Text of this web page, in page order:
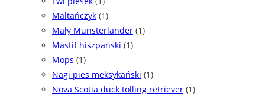
Maltańczyk (1)
Mały Münsterländer (1)
Mastif hiszpański (1)
Mops (1)
Nagi pies meksykański (1)
Nova Scotia duck tolling retriever (1)